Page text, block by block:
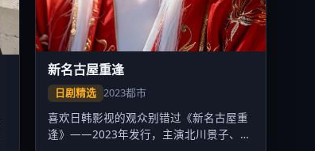
新名古屋重逢
日剧精选 2023都市
喜欢日韩影视的观众别错过《新名古屋重
逢》——2023年发行，主演北川景子、目